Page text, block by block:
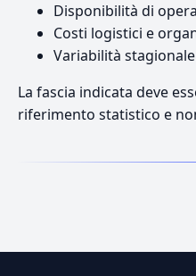
Disponibilità di
Costi logistici e
Variabilità stagionale
La fascia indicata deve
riferimento statistico e